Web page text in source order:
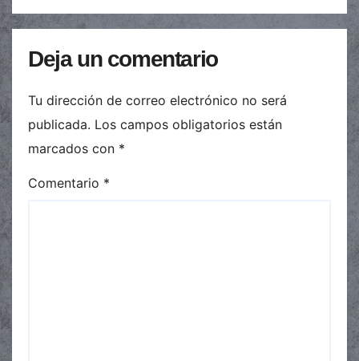
Deja un comentario
Tu dirección de correo electrónico no será
publicada. Los campos obligatorios están
marcados con *
Comentario *